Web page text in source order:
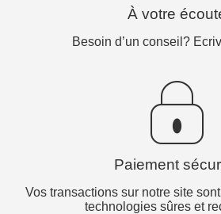
À votre
Besoin d’un conseil?
Paiement
Vos transactions sur notre site
technologies sûres et